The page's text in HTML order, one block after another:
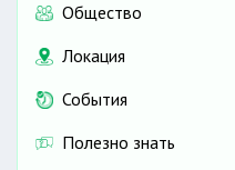
Общество
Локация
События
Полезно знать